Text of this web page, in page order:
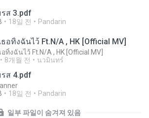
ส 3.pdf
18일 전 Pandarin
ธอทิ้งฉันไว้ Ft.N/A , HK [Official MV]
อทิ้งฉันไว้ Ft.N/A , HK [Official MV]
8개월 전 นวมินทร์
ส 4.pdf
18일 전 Pandarin
일부 파일이 숨겨져 있음